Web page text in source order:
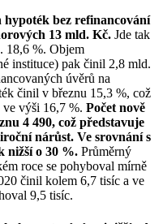
hypoték bez refinancování
13 mld. Kč. Jde tak
18,6 %. Objem
instituce) pak činil 2,8 mld.
úvěrů na
činil v březnu 15,3 %, což
ve výši 16,7 %. Počet nově
4 490, což představuje
nárůst. Ve srovnání s
nižší o 30 %. Průměrný
roce se pohyboval mírně
činil kolem 6,7 tisíc a ve
9,5 tisíc.